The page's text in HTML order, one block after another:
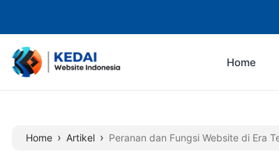
Home
Home › Artikel › Peranan dan Fungsi Website di Era